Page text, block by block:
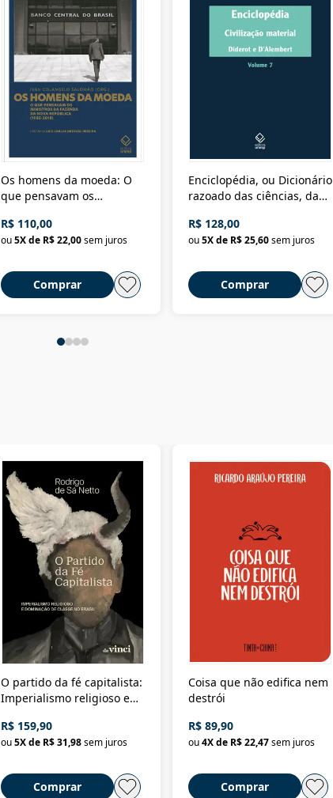
Os homens da moeda: O
que pensavam os
Nova República (1985-
2018)
R$ 110,00
ou5X de R$ 22,00sem juros
Comprar
Enciclopédia, ou Dicionário
razoado das ciências, das
Civilização material
R$ 128,00
ou5X de R$ 25,60sem juros
Comprar
O partido da fé capitalista:
Imperialismo religioso e
Brasil
R$ 159,90
ou5X de R$ 31,98sem juros
Comprar
Coisa que não edifica nem
destrói
R$ 89,90
ou4X de R$ 22,47sem juros
Comprar